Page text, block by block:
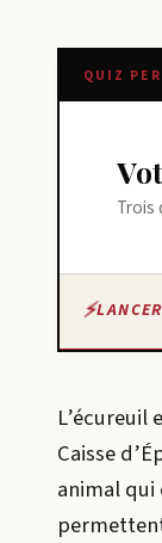
QUIZ
Trois
L’écureuil
Caisse
animal qui